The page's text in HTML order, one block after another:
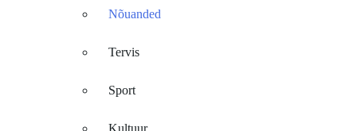
Nõuanded
Tervis
Sport
Kultuur